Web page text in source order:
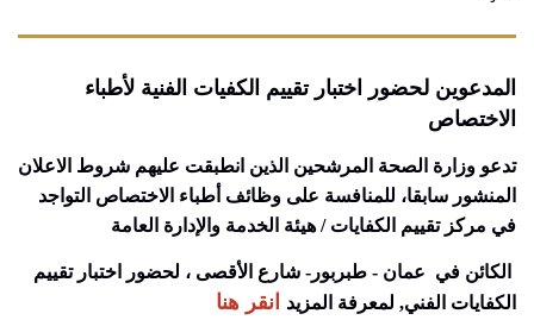
المدعوين لحضور اختبار تقييم الكفيات الفنية لأطباء
الاختصاص
تدعو وزارة الصحة المرشحين الذين انطبقت عليهم شروط الاعلان
المنشور سابقا، للمنافسة على وظائف أطباء الاختصاص التواجد
في مركز تقييم الكفايات / هيئة الخدمة والإدارة العامة
الكائن في عمان - طبربور- شارع الأقصى ، لحضور اختبار تقييم
الكفايات الفني, لمعرفة المزيد
انقر هنا